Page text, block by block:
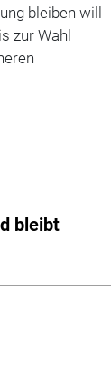
bleiben will
zur Wahl
bleibt